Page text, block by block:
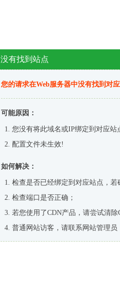
没有找到站点
您的请求在Web服务器中没有找到对
可能原因：
您没有将此域名或IP绑定到对应站
配置文件未生效!
如何解决：
检查是否已经绑定到对应站点，
检查端口是否正确；
若您使用了CDN产品，请尝试清除
普通网站访客，请联系网站管理员